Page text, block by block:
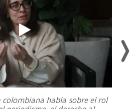
colombiana habla sobre el rol